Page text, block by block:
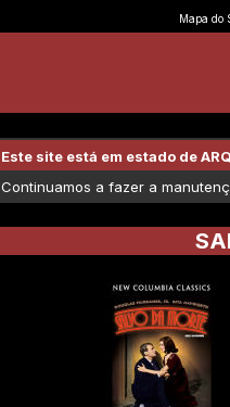
Mapa do
Este site está em estado de
Continuamos a fazer a